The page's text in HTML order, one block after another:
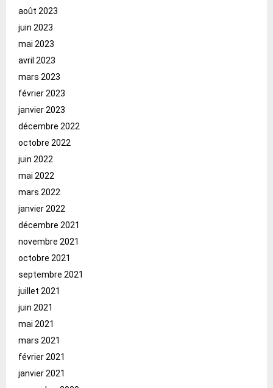
août 2023
juin 2023
mai 2023
avril 2023
mars 2023
février 2023
janvier 2023
décembre 2022
octobre 2022
juin 2022
mai 2022
mars 2022
janvier 2022
décembre 2021
novembre 2021
octobre 2021
septembre 2021
juillet 2021
juin 2021
mai 2021
mars 2021
février 2021
janvier 2021